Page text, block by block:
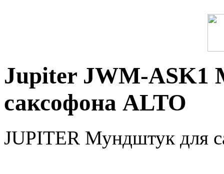
Jupiter JWM-ASK1
саксофона ALTO
JUPITER Мундштук для